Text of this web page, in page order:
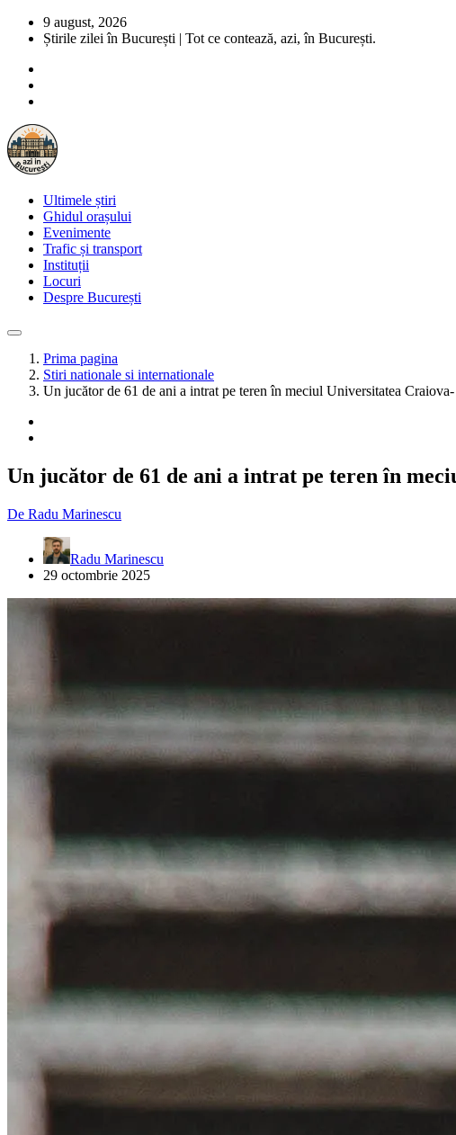
9 august, 2026
Știrile zilei în București | Tot ce contează, azi, în București.
Ultimele știri
Ghidul orașului
Evenimente
Trafic și transport
Instituții
Locuri
Despre București
Prima pagina
Stiri nationale si internationale
Un jucător de 61 de ani a intrat pe teren în meciul Universitatea
Un jucător de 61 de ani a intrat pe teren în
De Radu Marinescu
Radu Marinescu
29 octombrie 2025